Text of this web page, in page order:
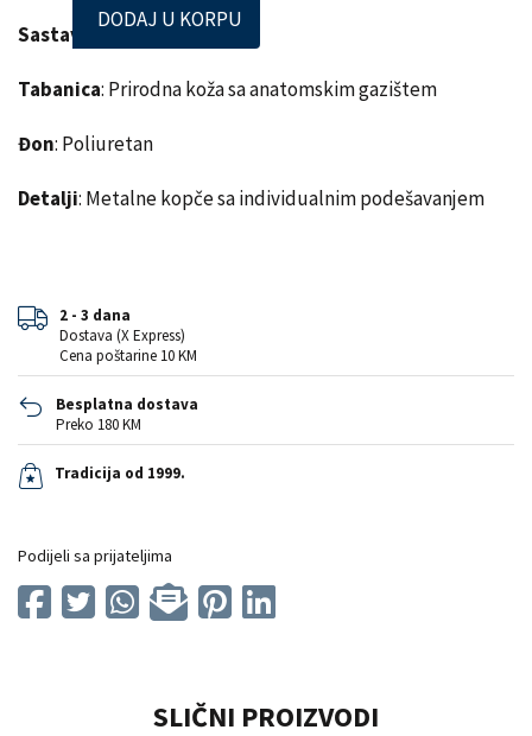
DODAJ U KORPU
Sastav lica: Prirodna koža
Tabanica: Prirodna koža sa anatomskim gazištem
Đon: Poliuretan
Detalji: Metalne kopče sa individualnim podešavanjem
2 - 3 dana
Dostava (X Express)
Cena poštarine 10 KM
Besplatna dostava
Preko 180 KM
Tradicija od 1999.
Podijeli sa prijateljima
SLIČNI PROIZVODI